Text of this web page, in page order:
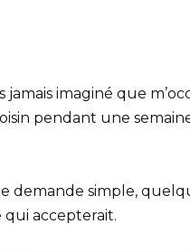
jamais imaginé que
pendant une
demande simple,
qui accepterait.